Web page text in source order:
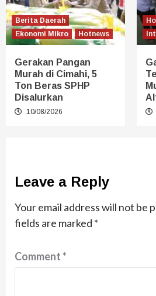
Berita Daerah
Ekonomi Mikro
Hotnews
Gerakan Pangan
Murah di Cimahi, 5
Ton Beras SPHP
Disalurkan
10/08/2026
Leave a Reply
Your email address will not be
fields are marked *
Comment*